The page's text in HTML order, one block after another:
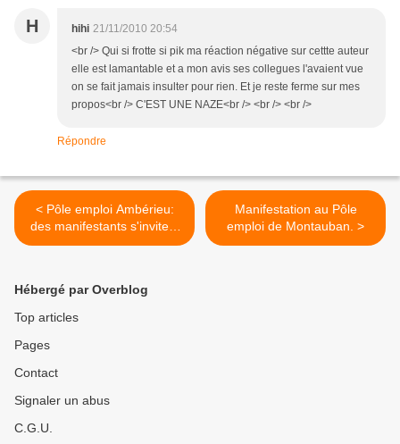
H hihi 21/11/2010 20:54
<br /> Qui si frotte si pik ma réaction négative sur cettte auteur
elle est lamantable et a mon avis ses collegues l'avaient vue
on se fait jamais insulter pour rien. Et je reste ferme sur mes
propos<br /> C'EST UNE NAZE<br /> <br /> <br />
Répondre
< Pôle emploi Ambérieu:
des manifestants s'invitent
à la place du sous-préfet
Manifestation au Pôle
emploi de Montauban. >
Hébergé par Overblog
Top articles
Pages
Contact
Signaler un abus
C.G.U.